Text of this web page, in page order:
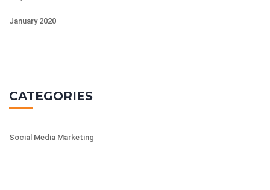
January 2020
CATEGORIES
Social Media Marketing